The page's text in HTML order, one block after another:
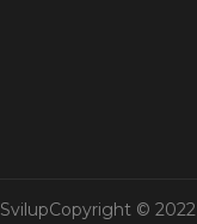
SvilupCopyright © 2022